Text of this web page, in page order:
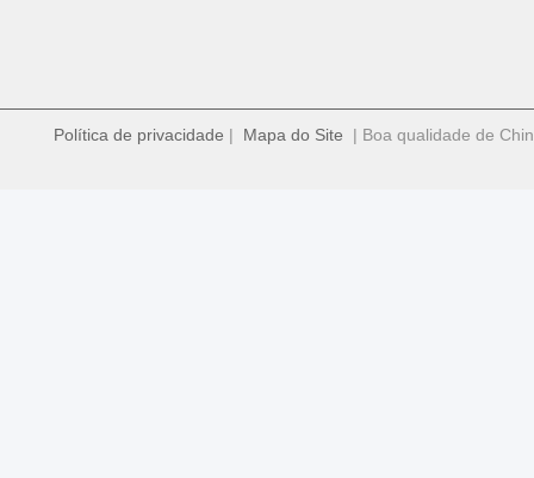
Política de privacidade | Mapa do Site | Boa qualidade de